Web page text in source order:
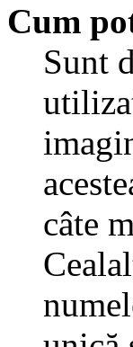
Cum
Sunt
câte